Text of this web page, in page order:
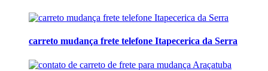
carreto mudança frete telefone Itapecerica da Serra